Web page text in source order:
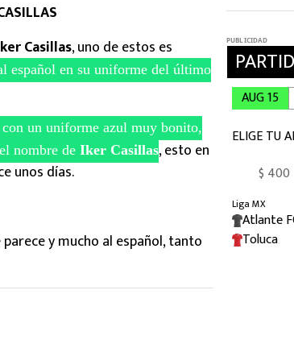
Casillas, uno de estos es
español en su uniforme del último
un uniforme azul muy bonito,
nombre de Iker Casillas, esto en
unos días.
y mucho al español, tanto